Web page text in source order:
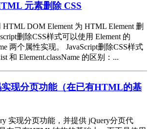
元素删除 CSS
HTML DOM Element 为 HTML Element 删
删除CSS样式可以使用 Element 的
两个属性实现。 JavaScript删除CSS样式
和 Element.className 的区别：...
现分页功能（在已有HTML的基
实现分页功能，并提供 jQuery分页代